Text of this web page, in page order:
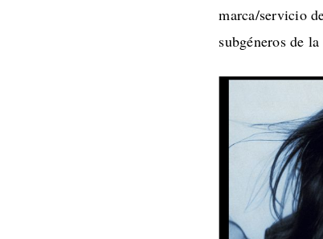
marca/servicio
subgéneros de